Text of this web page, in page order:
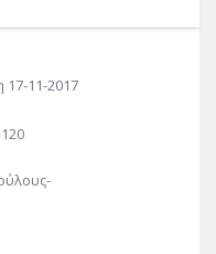
11-2017